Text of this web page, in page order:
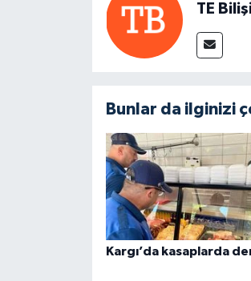
TE
Bunlar da ilginizi
Kargı’da kasaplarda